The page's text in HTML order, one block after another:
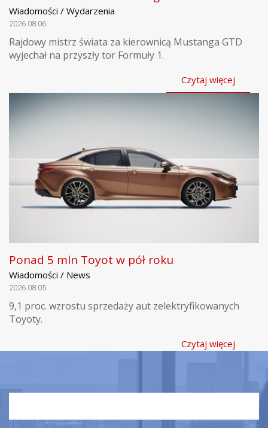
Wiadomości / Wydarzenia
2026.08.06
Rajdowy mistrz świata za kierownicą Mustanga GTD
wyjechał na przyszły tor Formuły 1.
Czytaj więcej
Ponad 5 mln Toyot w pół roku
Wiadomości / News
2026.08.05
9,1 proc. wzrostu sprzedaży aut zelektryfikowanych
Toyoty.
Czytaj więcej